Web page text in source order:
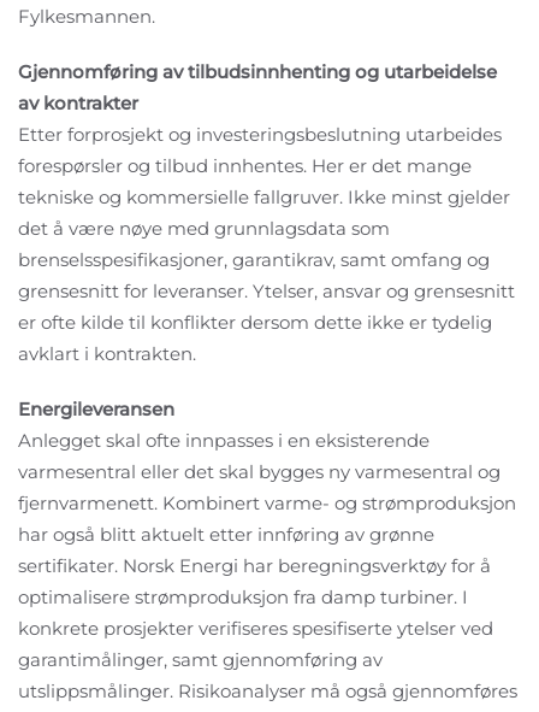
Fylkesmannen.
Gjennomføring av tilbudsinnhenting og utarbeidelse
av kontrakter
Etter forprosjekt og investeringsbeslutning utarbeides
forespørsler og tilbud innhentes. Her er det mange
tekniske og kommersielle fallgruver. Ikke minst gjelder
det å være nøye med grunnlagsdata som
brenselsspesifikasjoner, garantikrav, samt omfang og
grensesnitt for leveranser. Ytelser, ansvar og grensesnitt
er ofte kilde til konflikter dersom dette ikke er tydelig
avklart i kontrakten.
Energileveransen
Anlegget skal ofte innpasses i en eksisterende
varmesentral eller det skal bygges ny varmesentral og
fjernvarmenett. Kombinert varme- og strømproduksjon
har også blitt aktuelt etter innføring av grønne
sertifikater. Norsk Energi har beregningsverktøy for å
optimalisere strømproduksjon fra damp turbiner. I
konkrete prosjekter verifiseres spesifiserte ytelser ved
garantimålinger, samt gjennomføring av
utslippsmålinger. Risikoanalyser må også gjennomføres